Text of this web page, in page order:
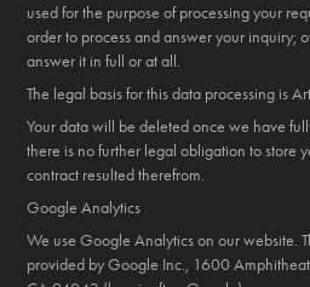
used for the purpose of processing your
order to process and answer your inquiry;
answer it in full or at all.
The legal basis for this data processing is
Your data will be deleted once we have
there is no further legal obligation to store
contract resulted therefrom.
Google Analytics
We use Google Analytics on our website.
provided by Google Inc., 1600